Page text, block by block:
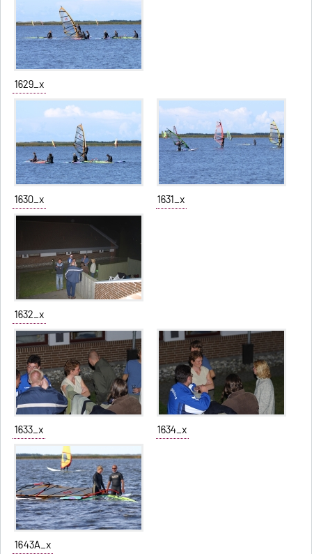
1629_x
1630_x 1631_x
1632_x
1633_x 1634_x
1643A_x